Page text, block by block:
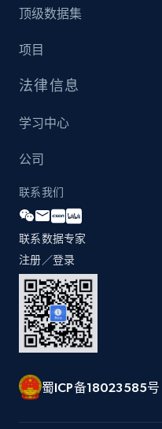
顶级数据集
项目
法律信息
学习中心
公司
联系我们
联系数据专家
注册／登录
蜀ICP备18023585号